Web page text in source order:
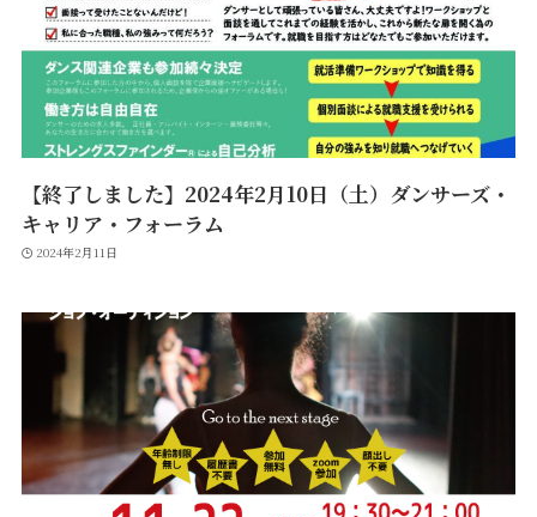
【終了しました】2024年2月10日（土）ダンサーズ・
キャリア・フォーラム
2024年2月11日